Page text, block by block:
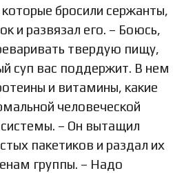
бросили сержанты,
и развязал его. – Боюсь,
твердую пищу,
суп вас поддержит. В нем
и витамины, какие
человеческой
– Он вытащил
пакетиков и раздал их
группы. – Надо